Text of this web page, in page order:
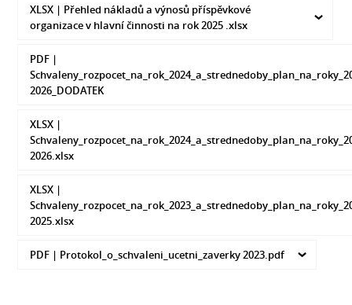
XLSX | Přehled nákladů a výnosů příspěvkové
organizace v hlavní činnosti na rok 2025 .xlsx
PDF |
2026_DODATEK
XLSX |
2026.xlsx
XLSX |
2025.xlsx
PDF | Protokol_o_schvaleni_ucetni_zaverky 2023.pdf